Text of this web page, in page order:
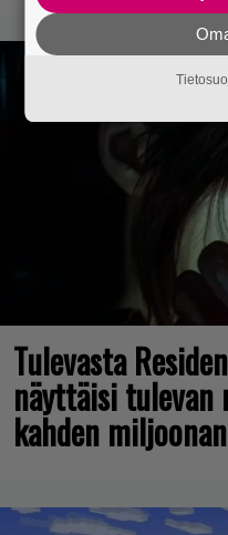
Tulevasta
näyttäisi tulevan
kahden